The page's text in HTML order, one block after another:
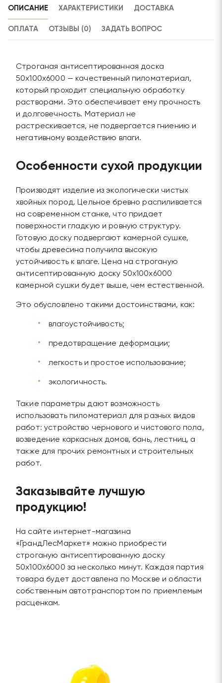
ОПИСАНИЕ ХАРАКТЕРИСТИКИ ДОСТАВКА
ОПЛАТА ОТЗЫВЫ (0) ЗАДАТЬ ВОПРОС
Строганая антисептированная доска
50х100х6000 — качественный пиломатериал,
который проходит специальную обработку
растворами. Это обеспечивает ему прочность
и долговечность. Материал не
растрескивается, не подвергается гниению и
негативному воздействию влаги.
Особенности сухой продукции
Производят изделие из экологически чистых
хвойных пород. Цельное бревно распиливается
на современном станке, что придает
поверхности гладкую и ровную структуру.
Готовую доску подвергают камерной сушке,
чтобы древесина получила высокую
устойчивость к влаге. Цена на строганую
антисептированную доску 50х100х6000
камерной сушки будет выше, чем естественной.
Это обусловлено такими достоинствами, как:
влагоустойчивость;
предотвращение деформации;
легкость и простое использование;
экологичность.
Такие параметры дают возможность
использовать пиломатериал для разных видов
работ: устройство чернового и чистового пола,
возведение каркасных домов, бань, лестниц, а
также для прочих ремонтных и строительных
работ.
Заказывайте лучшую
продукцию!
На сайте интернет-магазина
«ГрандЛесМаркет» можно приобрести
строганую антисептированную доску
50х100х6000 за несколько минут. Каждая партия
товара будет доставлена по Москве и области
собственным автотранспортом по приемлемым
расценкам.